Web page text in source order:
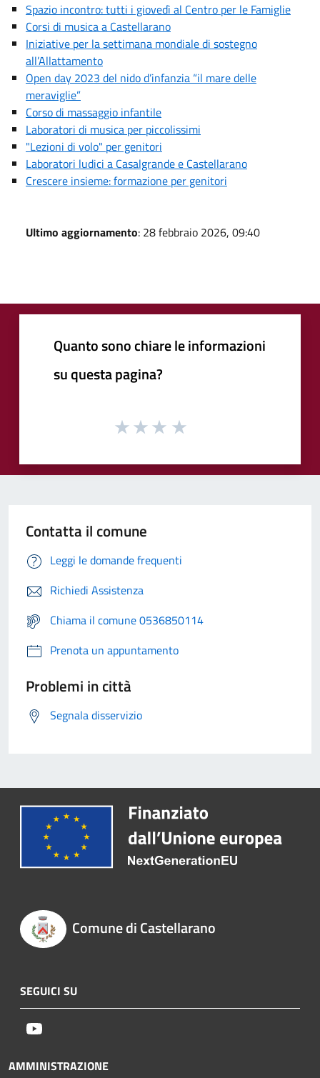
Spazio incontro: tutti i giovedì al Centro per le Famiglie
Corsi di musica a Castellarano
Iniziative per la settimana mondiale di sostegno
all’Allattamento
Open day 2023 del nido d’infanzia “il mare delle
meraviglie”
Corso di massaggio infantile
Laboratori di musica per piccolissimi
"Lezioni di volo" per genitori
Laboratori ludici a Casalgrande e Castellarano
Crescere insieme: formazione per genitori
Ultimo aggiornamento: 28 febbraio 2026, 09:40
Quanto sono chiare le informazioni
su questa pagina?
Contatta il comune
Leggi le domande frequenti
Richiedi Assistenza
Chiama il comune 0536850114
Prenota un appuntamento
Problemi in città
Segnala disservizio
Comune di Castellarano
SEGUICI SU
AMMINISTRAZIONE